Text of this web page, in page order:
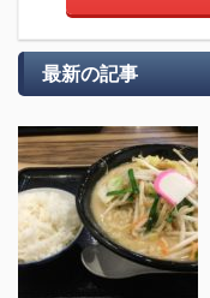
最新の記事